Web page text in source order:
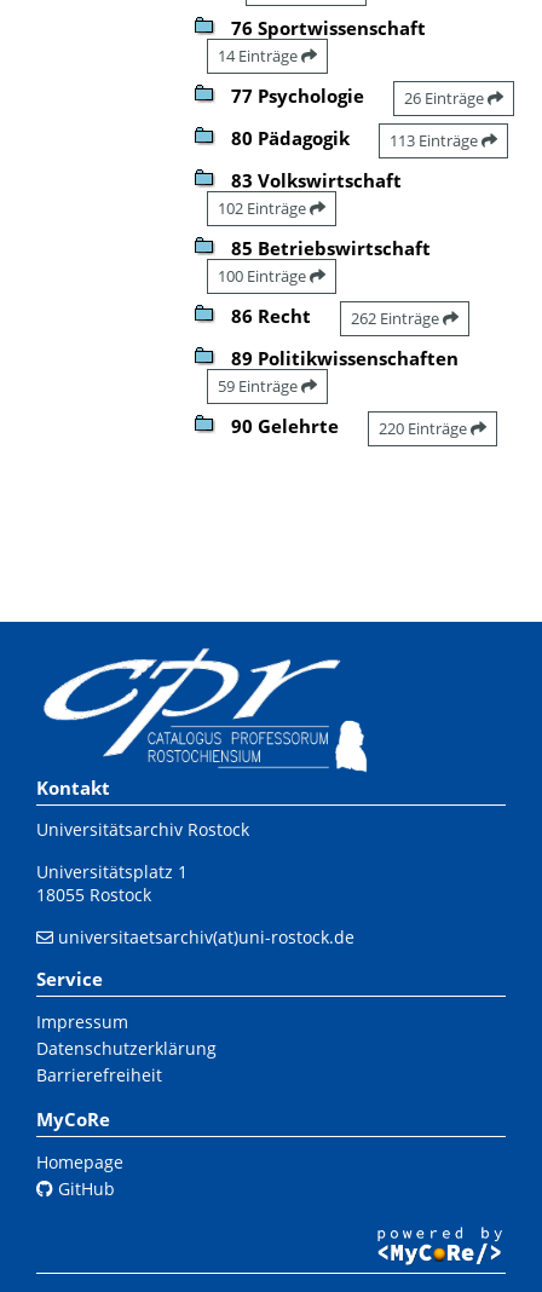
76 Sportwissenschaft
14 Einträge
77 Psychologie 26 Einträge
80 Pädagogik 113 Einträge
83 Volkswirtschaft
102 Einträge
85 Betriebswirtschaft
100 Einträge
86 Recht 262 Einträge
89 Politikwissenschaften
59 Einträge
90 Gelehrte 220 Einträge
Kontakt
Universitätsarchiv Rostock
Universitätsplatz 1
18055 Rostock
universitaetsarchiv(at)uni-rostock.de
Service
Impressum
Datenschutzerklärung
Barrierefreiheit
MyCoRe
Homepage
GitHub